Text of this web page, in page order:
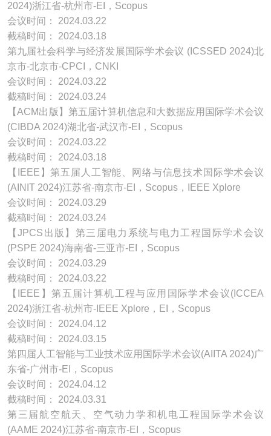
2024)浙江省-杭州市-EI，Scopus
会议时间： 2024.03.22
截稿时间： 2024.03.18
第九届社会科学与经济发展国际学术会议 (ICSSED 2024)北
京市-北京市-CPCI，CNKI
会议时间： 2024.03.22
截稿时间： 2024.03.24
【ACM出版】第五届计算机信息和大数据应用国际学术会议
(CIBDA 2024)湖北省-武汉市-EI，Scopus
会议时间： 2024.03.22
截稿时间： 2024.03.18
【IEEE】第五届人工智能、网络与信息技术国际学术会议
(AINIT 2024)江苏省-南京市-EI，Scopus，IEEE Xplore
会议时间： 2024.03.29
截稿时间： 2024.03.24
【JPCS出版】第三届电力系统与电力工程国际学术会议
(PSPE 2024)海南省-三亚市-EI，Scopus
会议时间： 2024.03.29
截稿时间： 2024.03.22
【IEEE】第五届计算机工程与应用国际学术会议(ICCEA
2024)浙江省-杭州市-IEEE Xplore，EI，Scopus
会议时间： 2024.04.12
截稿时间： 2024.03.15
第四届人工智能与工业技术应用国际学术会议(AIITA 2024)广
东省-广州市-EI，Scopus
会议时间： 2024.04.12
截稿时间： 2024.03.31
第三届航空航天、空气动力学和机电工程国际学术会议
(AAME 2024)江苏省-南京市-EI，Scopus